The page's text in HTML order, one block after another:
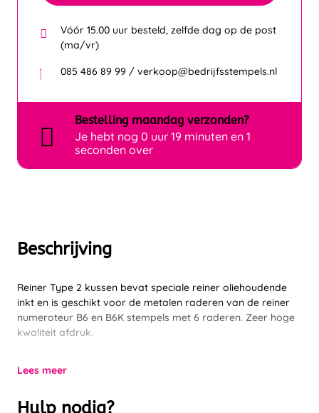
Beschrijving
Reiner Type 2 kussen bevat speciale reiner oliehoudende
inkt en is geschikt voor de metalen raderen van de reiner
numeroteur B6 en B6K stempels met 6 raderen. Zeer hoge
kwaliteit afdruk.
Lees meer
Hulp nodig?
Vóór 15.00 uur besteld, zelfde dag op de post
(ma/vr)
085 486 89 99 / verkoop@bedrijfsstempels.nl
Bestelling maandag verzonden?
Je hebt nog 0 uur 19 minuten en 1
seconden over